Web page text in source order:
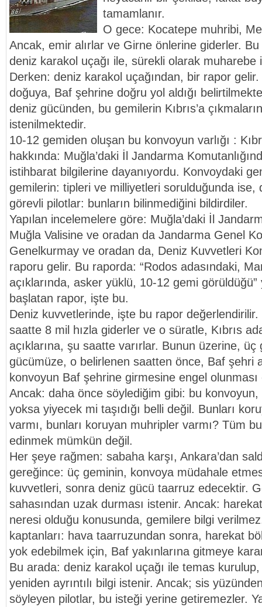
tamamlanır.
O gece: Kocatepe muhribi,
Ancak, emir alırlar ve Girne önlerine giderler.
deniz karakol uçağı ile, sürekli olarak muharebe
Derken: deniz karakol uçağından, bir rapor
doğuya, Baf şehrine doğru yol aldığı
deniz gücünden, bu gemilerin Kıbrıs’a
istenilmektedir.
10-12 gemiden oluşan bu konvoyun varlığı :
hakkında: Muğla’daki İl Jandarma
istihbarat bilgilerine dayanıyordu. Konvoydaki
gemilerin: tipleri ve milliyetleri sorulduğunda ise,
görevli pilotlar: bunların bilinmediğini bildirdiler.
Yapılan incelemelere göre: Muğla’daki İl
Muğla Valisine ve oradan da Jandarma Genel
Genelkurmay ve oradan da, Deniz Kuvvetleri
raporu gelir. Bu raporda: “Rodos adasındaki,
açıklarında, asker yüklü, 10-12 gemi görüldüğü”
başlatan rapor, işte bu.
Deniz kuvvetlerinde, işte bu rapor
saatte 8 mil hızla giderler ve o süratle, Kıbrıs
açıklarına, şu saatte varırlar. Bunun üzerine,
gücümüze, o belirlenen saatten önce, Baf şehri
konvoyun Baf şehrine girmesine engel
Ancak: daha önce söylediğim gibi: bu
yoksa yiyecek mi taşıdığı belli değil. Bunları
varmı, bunları koruyan muhripler varmı? Tüm
edinmek mümkün değil.
Her şeye rağmen: sabaha karşı, Ankara’dan
gereğince: üç geminin, konvoya müdahale
kuvvetleri, sonra deniz gücü taarruz edecektir.
sahasından uzak durması istenir. Ancak:
neresi olduğu konusunda, gemilere bilgi
kaptanları: hava taarruzundan sonra, harekat
yok edebilmek için, Baf yakınlarına gitmeye
Bu arada: deniz karakol uçağı ile temas
yeniden ayrıntılı bilgi istenir. Ancak; sis
söyleyen pilotlar, bu isteği yerine getiremezler.